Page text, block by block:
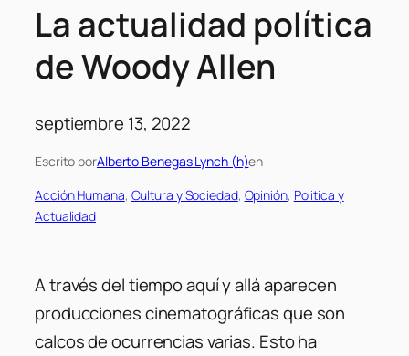
La actualidad política
de Woody Allen
septiembre 13, 2022
Escrito porAlberto Benegas Lynch (h)en
Acción Humana, Cultura y Sociedad, Opinión, Politica y
Actualidad
A través del tiempo aquí y allá aparecen
producciones cinematográficas que son
calcos de ocurrencias varias. Esto ha